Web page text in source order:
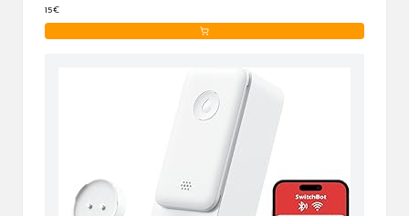
Cuisine, Salle de Bain, Cave, Pas
15€